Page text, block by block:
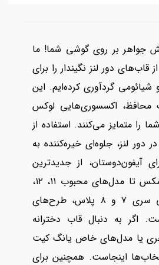
جواهر بر روی گوشی شما! ما
قاب‌های دور لنز نگیندار را برای
گردآوری کرده‌ایم. این
محافظ، اکسسوری‌هایی لوکس
را متمایز می‌کنند. استفاده از
دور لنز، جلوه‌ای خیره‌کننده به
آیفون‌دوستان، از جدیدترین
مدل آیفون ۱۶ پرومکس تا مدل‌های محبوب ۱۱، ۱۲،
۱۳، ۱۴، ۱۵ و حتی سری ۷ و ۸ پلاس، طرح‌های
اگر به دنبال قاب دخترانه
یا مدل‌های خاص یانگ کیت
اینجاست. همچنین برای